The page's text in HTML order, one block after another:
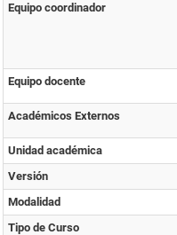
Equipo coordinador
Equipo docente
Académicos Externos
Unidad académica
Versión
Modalidad
Tipo de Curso